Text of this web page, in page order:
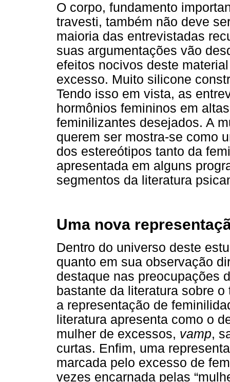
O corpo, fundamento
travesti, também não deve
maioria das entrevistadas
suas argumentações vão
efeitos nocivos deste
excesso. Muito silicone
Tendo isso em vista, as
hormônios femininos em
feminilizantes desejados. A
querem ser mostra-se como
dos estereótipos tanto da
apresentada em alguns
segmentos da literatura
Uma nova
Dentro do universo deste
quanto em sua observação
destaque nas preocupações
bastante da literatura sobre
a representação de
literatura apresenta como o
mulher de excessos, vamp,
curtas. Enfim, uma
marcada pelo excesso de
vezes encarnada pelas